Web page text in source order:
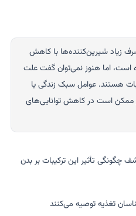
زیاد شیرین‌کننده‌ها با کاهش
است، اما هنوز نمی‌توان گفت علت
هستند. عوامل سبک زندگی یا
ممکن است در کاهش توانایی‌های
چگونگی تأثیر این ترکیبات بر بدن
تغذیه توصیه می‌کنند